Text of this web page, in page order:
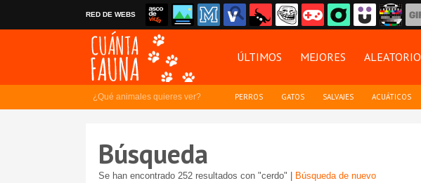
RED DE WEBS
ÚLTIMOS MEJORES ALEATORIO
¿Qué animales quieres ver? PERROS GATOS SALVAJES ACUÁTICOS
Búsqueda
Se han encontrado 252 resultados con "cerdo" | Búsqueda de nuevo